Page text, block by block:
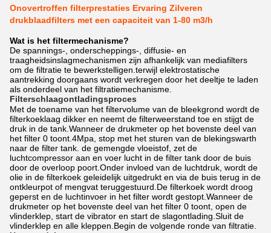
Onovertroffen filterprestaties Ervaring Zilveren
drukblaadfilters met een capaciteit van 1-80 m3/h
Wat is het filtermechanisme?
De spannings-, onderscheppings-, diffusie- en
traagheidsinslagmechanismen zijn afhankelijk van mediafilters
om de filtratie te bewerkstelligen.terwijl elektrostatische
aantrekking doorgaans wordt verkregen door het deeltje te laden
als onderdeel van het filtratiemechanisme.
Filterschlaagontladingsproces
Met de toename van het filtervolume van de bleekgrond wordt de
filterkoeklaag dikker en neemt de filterweerstand toe en stijgt de
druk in de tank.Wanneer de drukmeter op het bovenste deel van
het filter 0 toont.4Mpa, stop met het sturen van de blekingswarth
naar de filter tank. de gemengde vloeistof, zet de
luchtcompressor aan en voer lucht in de filter tank door de buis
door de overloop poort.Onder invloed van de luchtdruk, wordt de
olie in de filterkoek geleidelijk uitgedrukt en via de buis terug in de
ontkleurpot of mengvat teruggestuurd.De filterkoek wordt droog
geperst en de luchtinvoer in het filter wordt gestopt.Wanneer de
drukmeter op het bovenste deel van het filter 0 toont, open de
vlinderklep, start de vibrator en start de slagontlading.Sluit de
vlinderklep en alle kleppen.Begin de volgende ronde van filtratie.